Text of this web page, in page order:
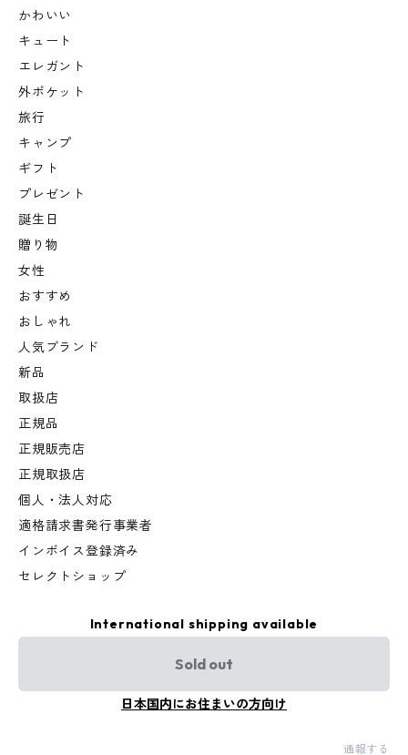
かわいい
キュート
エレガント
外ポケット
旅行
キャンプ
ギフト
プレゼント
誕生日
贈り物
女性
おすすめ
おしゃれ
人気ブランド
新品
取扱店
正規品
正規販売店
正規取扱店
個人・法人対応
適格請求書発行事業者
インボイス登録済み
セレクトショップ
International shipping available
Sold out
日本国内にお住まいの方向け
通報する